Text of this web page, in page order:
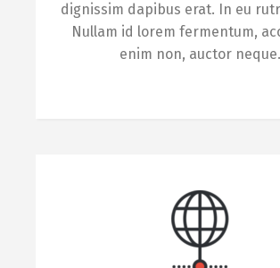
dignissim dapibus erat. In eu
Nullam id lorem fermentum,
enim non, auctor neque.